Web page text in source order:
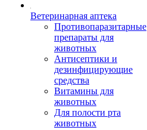
Ветеринарная аптека
Противопаразитарные
препараты для
животных
Антисептики и
дезинфицирующие
средства
Витамины для
животных
Для полости рта
животных